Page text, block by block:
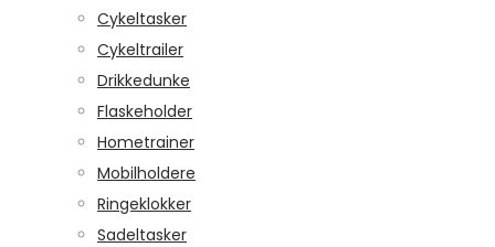
Cykeltasker
Cykeltrailer
Drikkedunke
Flaskeholder
Hometrainer
Mobilholdere
Ringeklokker
Sadeltasker